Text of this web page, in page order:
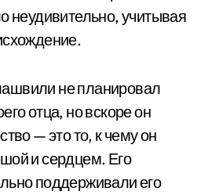
неудивительно, учитывая
не планировал
отца, но вскоре он
— это то, к чему он
и сердцем. Его
поддерживали его